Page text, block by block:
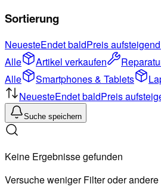
Sortierung
NeuesteEndet baldPreis aufsteigend
Alle
Artikel verkaufen
Alle
Smartphones & Tablets
NeuesteEndet baldPreis
Suche speichern
Keine Ergebnisse gefunden
Versuche weniger Filter oder